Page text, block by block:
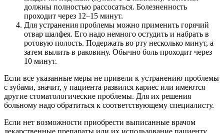
должны полностью рассосаться. Болезненность
проходит через 12–15 минут.
Для устранения проблемы можно применить горячий
отвар шалфея. Его надо немного остудить и набрать в
ротовую полость. Подержать во рту несколько минут, а
затем вылить в раковину. Обычно боль проходит через
10 минут.
Если все указанные меры не привели к устранению проблемы
с зубами, значит, у пациента развился кариес или имеются
другие стоматологические проблемы. Для их решения
больному надо обратиться к соответствующему специалисту.
Если нет возможности приобрести выписанные врачом